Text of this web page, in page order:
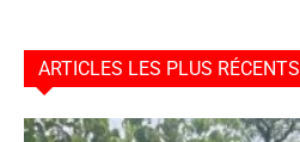
ARTICLES LES PLUS RÉCENTS